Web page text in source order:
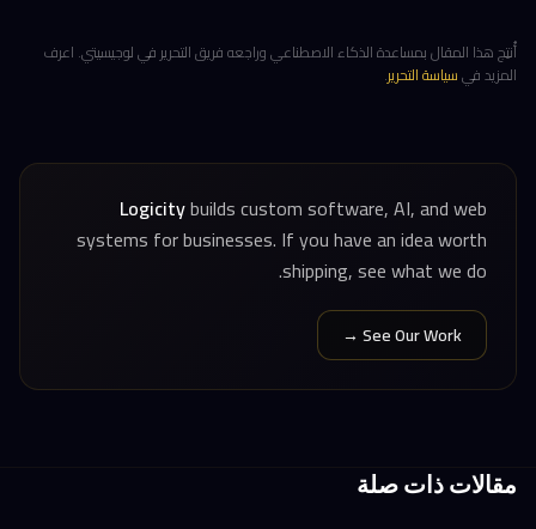
أُنتِج هذا المقال بمساعدة الذكاء الاصطناعي وراجعه فريق التحرير في لوجيسيتي. اعرف
المزيد فيسياسة التحرير.
Logicitybuilds custom software, AI, and web
systems for businesses. If you have an idea worth
shipping, see what we do.
See Our Work →
مقالات ذات صلة